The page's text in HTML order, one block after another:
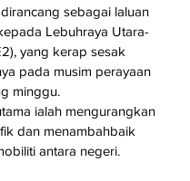
sebagai laluan
Lebuhraya Utara-
yang kerap sesak
pada musim perayaan
minggu.
ialah mengurangkan
dan menambahbaik
antara negeri.